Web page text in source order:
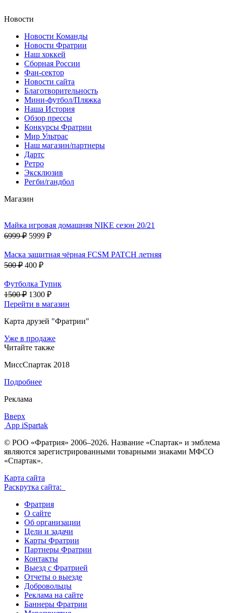
Новости
Новости Команды
Новости Фратрии
Наш хоккей
Сборная России
Фан-cектор
Новости сайта
Благотворительность
Мини-футбол/Пляжка
Наша История
Обзор прессы
Конкурсы Фратрии
Мир Ультрас
Наш магазин/партнеры
Дартс
Ретро
Эксклюзив
Регби/гандбол
Магазин
Майка игровая домашняя NIKE сезон 20/21
6999 ₽ 5999 ₽
Маска защитная чёрная FCSM PATCH летняя
500 ₽ 400 ₽
Футболка Тупик
1500 ₽ 1300 ₽
Перейти в магазин
Карта друзей "Фратрии"
Уже в продаже
Читайте также
МиссСпартак 2018
Подробнее
Реклама
Вверх
App iSpartak
© РОО «Фратрия» 2006–2026. Название «Спартак» и эмблема
являются зарегистрированными товарными знаками МФСО
«Спартак».
Карта сайта
Раскрутка сайта:
Фратрия
О сайте
Об организации
Цели и задачи
Карты Фратрии
Партнеры Фратрии
Контакты
Выезд с Фратрией
Отчеты о выезде
Добровольцы
Реклама на сайте
Баннеры Фратрии